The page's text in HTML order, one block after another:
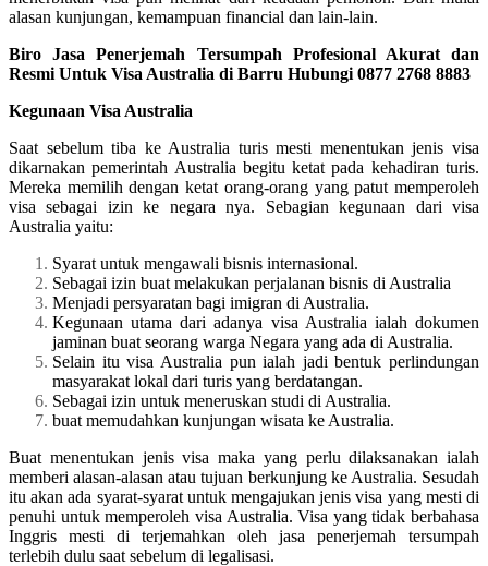
alasan kunjungan, kemampuan financial dan lain-lain.
Biro Jasa Penerjemah Tersumpah Profesional Akurat dan
Resmi Untuk Visa Australia di Barru Hubungi 0877 2768 8883
Kegunaan Visa Australia
Saat sebelum tiba ke Australia turis mesti menentukan jenis visa
dikarnakan pemerintah Australia begitu ketat pada kehadiran turis.
Mereka memilih dengan ketat orang-orang yang patut memperoleh
visa sebagai izin ke negara nya. Sebagian kegunaan dari visa
Australia yaitu:
Syarat untuk mengawali bisnis internasional.
Sebagai izin buat melakukan perjalanan bisnis di Australia
Menjadi persyaratan bagi imigran di Australia.
Kegunaan utama dari adanya visa Australia ialah dokumen
jaminan buat seorang warga Negara yang ada di Australia.
Selain itu visa Australia pun ialah jadi bentuk perlindungan
masyarakat lokal dari turis yang berdatangan.
Sebagai izin untuk meneruskan studi di Australia.
buat memudahkan kunjungan wisata ke Australia.
Buat menentukan jenis visa maka yang perlu dilaksanakan ialah
memberi alasan-alasan atau tujuan berkunjung ke Australia. Sesudah
itu akan ada syarat-syarat untuk mengajukan jenis visa yang mesti di
penuhi untuk memperoleh visa Australia. Visa yang tidak berbahasa
Inggris mesti di terjemahkan oleh jasa penerjemah tersumpah
terlebih dulu saat sebelum di legalisasi.